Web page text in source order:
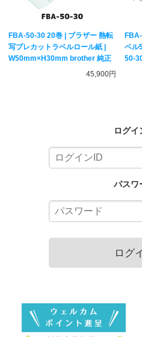
FBA-50-30 20巻 | ブラザー 熱転
写プレカットラベルロール紙 |
W50mm×H30mm brother 純正
45,900円
ベル
50-
ログイ
パスワ
ログ